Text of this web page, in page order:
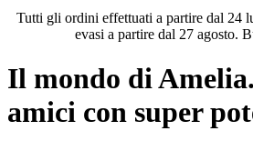
Tutti gli ordini effettuati a partire dal 24
evasi a partire dal 27 agosto.
Il mondo di
amici con super